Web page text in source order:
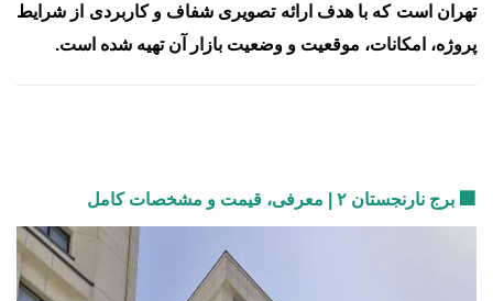
تهران است که با هدف ارائه تصویری شفاف و کاربردی از شرایط
پروژه، امکانات، موقعیت و وضعیت بازار آن تهیه شده است.
🏢 برج نارنجستان ۲ | معرفی، قیمت و مشخصات کامل